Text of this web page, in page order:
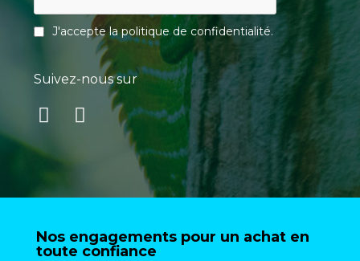
J'accepte lapolitique de confidentialité.
Suivez-nous sur
Nos engagements pour un achat en
toute confiance